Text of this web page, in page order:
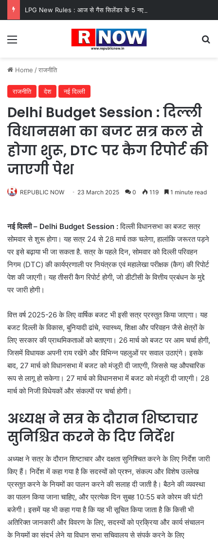
Menu
Home /राजनीति
राजनीति देश नई दिल्ली
Delhi Budget Session : दिल्ली
विधानसभा का बजट सत्र कल से
होगा शुरू, DTC पर कैग रिपोर्ट की
जाएगी पेश
REPUBLIC NOW 23 March 2025 0 119 1 minute read
नई दिल्ली – Delhi Budget Session :दिल्ली विधानसभा का बजट सत्र
सोमवार से शुरू होगा। यह सत्र 24 से 28 मार्च तक चलेगा, हालांकि जरूरत पड़ने
पर इसे बढ़ाया भी जा सकता है. सत्र के पहले दिन, सोमवार को दिल्ली परिवहन
निगम (DTC) की कार्यप्रणाली पर नियंत्रक एवं महालेखा परीक्षक (कैग) की रिपोर्ट
पेश की जाएगी। यह तीसरी कैग रिपोर्ट होगी, जो डीटीसी के वित्तीय प्रबंधन के मुद्दे
पर जारी होगी।
वित्त वर्ष 2025-26 के लिए वार्षिक बजट भी इसी सत्र प्रस्तुत किया जाएगा। यह
बजट दिल्ली के विकास, बुनियादी ढांचे, स्वास्थ्य, शिक्षा और परिवहन जैसे क्षेत्रों के
लिए सरकार की प्राथमिकताओं को बताएगा। 26 मार्च को बजट पर आम चर्चा होगी,
जिसमें विधायक अपनी राय रखेंगे और विभिन्न पहलुओं पर सवाल उठाएंगे। इसके
बाद, 27 मार्च को विधानसभा में बजट को मंजूरी दी जाएगी, जिससे यह औपचारिक
रूप से लागू हो सकेगा। 27 मार्च को विधानसभा में बजट को मंजूरी दी जाएगी। 28
मार्च को निजी विधेयकों और संकल्पों पर चर्चा होगी।
अध्यक्ष ने सत्र के दौरान शिष्टाचार
सुनिश्चित करने के दिए निर्देश
अध्यक्ष ने सत्र के दौरान शिष्टाचार और दक्षता सुनिश्चित करने के लिए निर्देश जारी
किए हैं। निर्देश में कहा गया है कि सदस्यों को प्रश्न, संकल्प और विशेष उल्लेख
प्रस्तुत करने के नियमों का पालन करने की सलाह दी जाती है। बैठने की व्यवस्था
का पालन किया जाना चाहिए, और प्रत्येक दिन सुबह 10:55 बजे कोरम की घंटी
बजेगी। इसमें यह भी कहा गया है कि यह भी सूचित किया जाता है कि किसी भी
अतिरिक्त जानकारी और विवरण के लिए, सदस्यों को प्रक्रिया और कार्य संचालन
के नियमों का संदर्भ लेने या विधान सभा सचिवालय से संपर्क करने के लिए